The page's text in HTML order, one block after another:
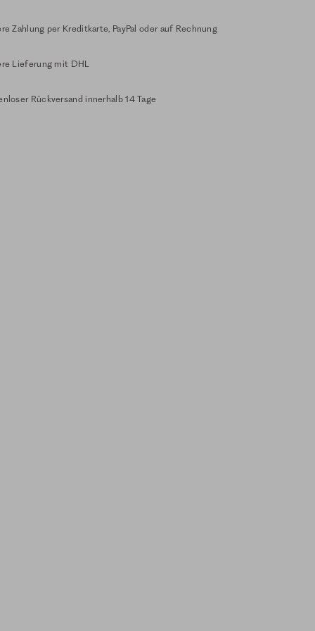
Zahlung per Kreditkarte, PayPal oder auf Rechnung
Lieferung mit DHL
Rückversand innerhalb 14 Tage